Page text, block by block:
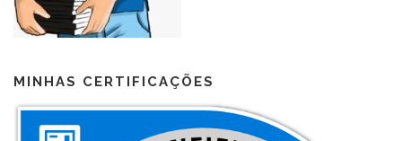
MINHAS CERTIFICAÇÕES